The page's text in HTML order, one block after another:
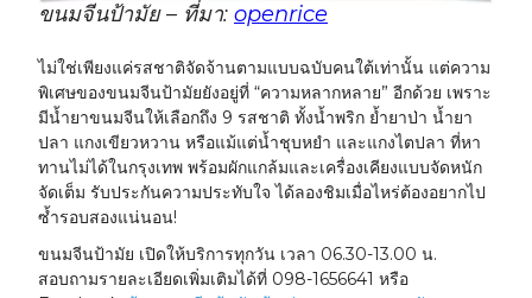
ขนมจีนป้ามัย – ที่มา: openrice
ไม่ใช่เพียงแค่รสชาติจัดจ้านตามแบบฉบับคนใต้เท่านั้น แต่ความ
พิเศษของขนมจีนป้ามัยยังอยู่ที่ “ความหลากหลาย” อีกด้วย เพราะ
มีน้ำยาขนมจีนให้เลือกถึง 9 รสชาติ ทั้งน้ำพริก ย้ำยาป่า น้ำยา
ปลา แกงเขียวหวาน หรือแม้แต่น้ำชุบหยำ และแกงไตปลา ที่หา
ทานไม่ได้ในกรุงเทพ พร้อมผักแกล้มและเครื่องเคียงแบบจัดหนัก
จัดเต็ม รับประกันความประทับใจ ได้ลองชิมเมื่อไหร่ต้องอยากไป
ซ้ำรอบสองแน่นอน!
ขนมจีนป้ามัย เปิดให้บริการทุกวัน เวลา 0​6.30-13.00​ น.
สอบถามรายละเอียดเพิ่มเติมได้ที่ 098-1656641 หรือ